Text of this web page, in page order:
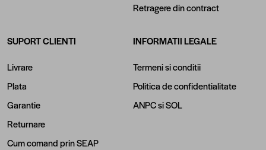
Retragere din contract
SUPORT CLIENTI
Livrare
Plata
Garantie
Returnare
Cum comand prin SEAP
INFORMATII LEGALE
Termeni si conditii
Politica de confidentialitate
ANPCsiSOL